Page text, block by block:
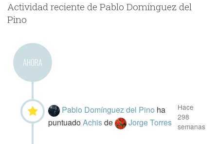
Actividad reciente de Pablo Domínguez del
Pino
AHORA
Pablo Domínguez del Pino ha
puntuadoAchisde Jorge Torres
Hace
298
semanas